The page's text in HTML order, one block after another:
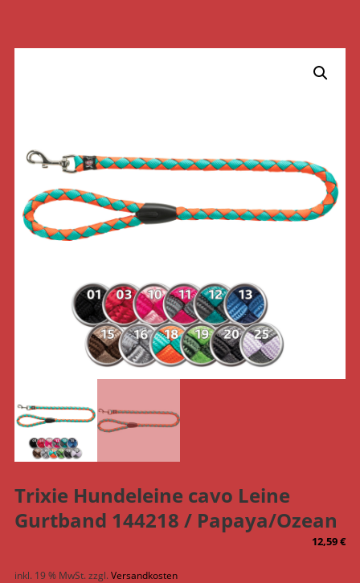
Trixie Hundeleine cavo Leine
Gurtband 144218 / Papaya/Ozean
12,59€
inkl. 19 % MwSt.zzgl.Versandkosten